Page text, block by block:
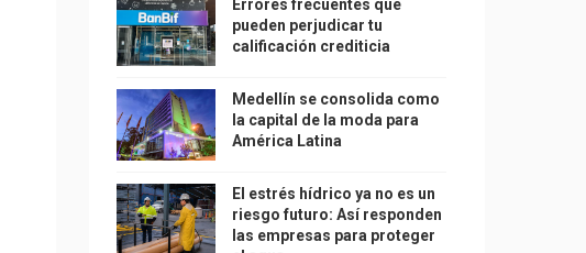
Errores frecuentes que
pueden perjudicar tu
calificación crediticia
Medellín se consolida como
la capital de la moda para
América Latina
El estrés hídrico ya no es un
riesgo futuro: Así responden
las empresas para proteger